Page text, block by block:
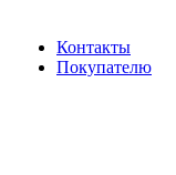
Контакты
Покупателю